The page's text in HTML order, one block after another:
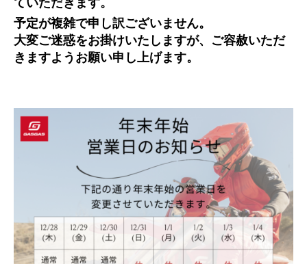
予定が複雑で申し訳ございません。
大変ご迷惑をお掛けいたしますが、ご容赦いただ
きますようお願い申し上げます。